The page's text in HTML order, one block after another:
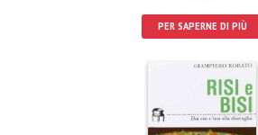
PER SAPERNE DI PIÙ